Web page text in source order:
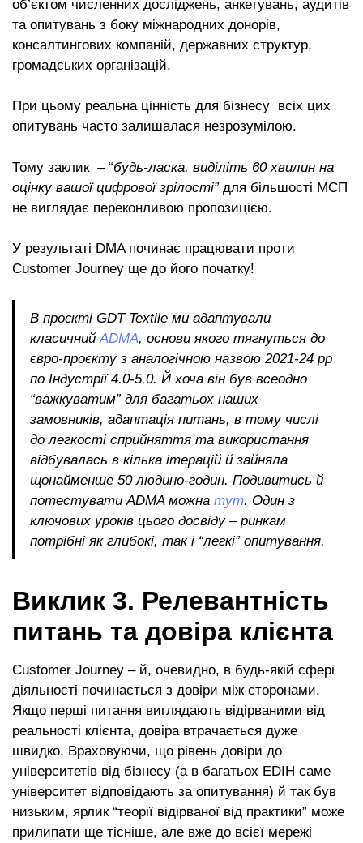
об’єктом численних досліджень, анкетувань, аудитів
та опитувань з боку міжнародних донорів,
консалтингових компаній, державних структур,
громадських організацій.
При цьому реальна цінність для бізнесу всіх цих
опитувань часто залишалася незрозумілою.
Тому заклик – “будь-ласка, виділіть 60 хвилин на
оцінку вашої цифрової зрілості” для більшості МСП
не виглядає переконливою пропозицією.
У результаті DMA починає працювати проти
Customer Journey ще до його початку!
В проєкті GDT Textile ми адаптували
класичний ADMA, основи якого тягнуться до
євро-проєкту з аналогічною назвою 2021-24 рр
по Індустрії 4.0-5.0. Й хоча він був всеодно
“важкуватим” для багатьох наших
замовників, адаптація питань, в тому числі
до легкості сприйняття та використання
відбувалась в кілька ітерацій й зайняла
щонайменше 50 людино-годин. Подивитись й
потестувати ADMA можна тут. Один з
ключових уроків цього досвіду – ринкам
потрібні як глибокі, так і “легкі” опитування.
Виклик 3. Релевантність
питань та довіра клієнта
Customer Journey – й, очевидно, в будь-якій сфері
діяльності починається з довіри між сторонами.
Якщо перші питання виглядають відірваними від
реальності клієнта, довіра втрачається дуже
швидко. Враховуючи, що рівень довіри до
університетів від бізнесу (а в багатьох EDIH саме
університет відповідають за опитування) й так був
низьким, ярлик “теорії відірваної від практики” може
прилипати ще тісніше, але вже до всієї мережі